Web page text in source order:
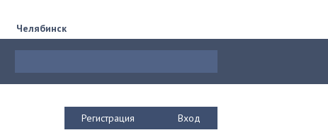
Челябинск
Регистрация Вход